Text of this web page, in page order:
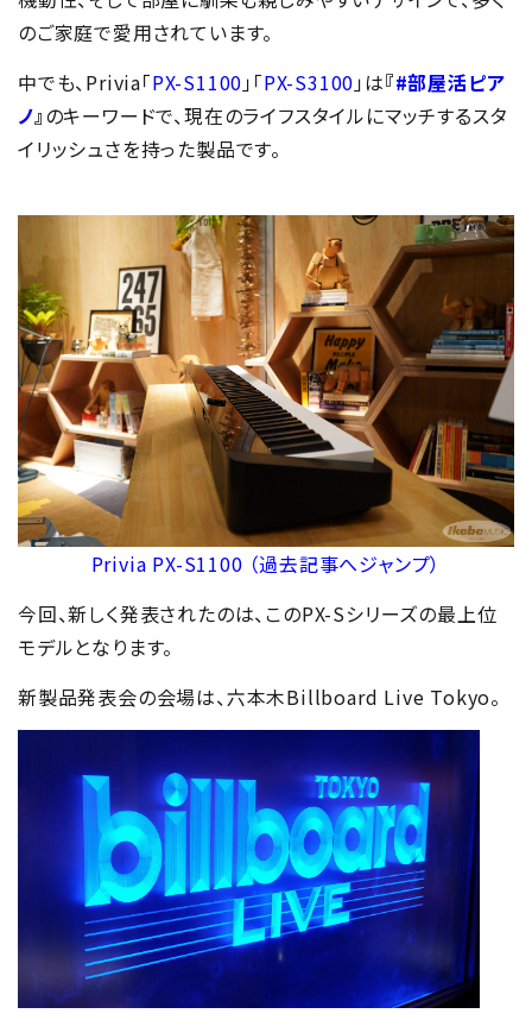
のご家庭で愛用されています。
中でも、Privia「PX-S1100」「PX-S3100」は『#部屋活ピア
ノ』のキーワードで、現在のライフスタイルにマッチするスタ
イリッシュさを持った製品です。
Privia PX-S1100 （過去記事へジャンプ）
今回、新しく発表されたのは、このPX-Sシリーズの最上位
モデルとなります。
新製品発表会の会場は、六本木Billboard Live Tokyo。